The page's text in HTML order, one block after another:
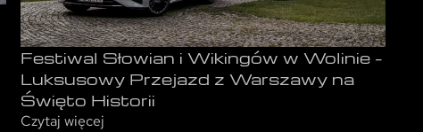
Festiwal Słowian i Wikingów w Wolinie –
Luksusowy Przejazd z Warszawy na
Święto Historii
Czytaj więcej